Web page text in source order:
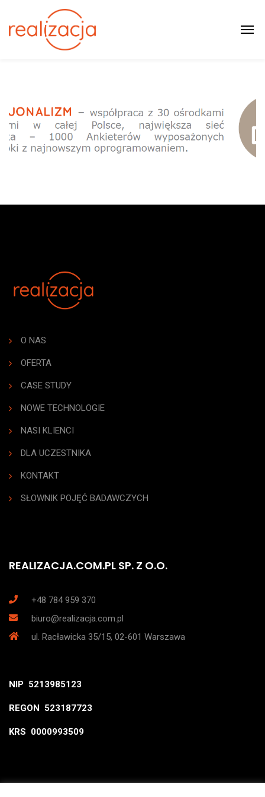
O NAS
OFERTA
CASE STUDY
NOWE TECHNOLOGIE
NASI KLIENCI
DLA UCZESTNIKA
KONTAKT
SŁOWNIK POJĘĆ BADAWCZYCH
REALIZACJA.COM.PL SP. Z O.O.
+48 784 959 370
biuro@realizacja.com.pl
ul. Racławicka 35/15, 02-601 Warszawa
NIP 5213985123
REGON 523187723
KRS 0000993509